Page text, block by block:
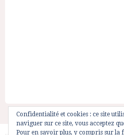
Confidentialité et cookies : ce site
naviguer sur ce site, vous acceptez
Pour en savoir plus, y compris sur la